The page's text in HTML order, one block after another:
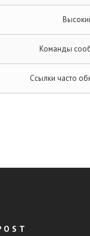
Команды
Ссылки часто